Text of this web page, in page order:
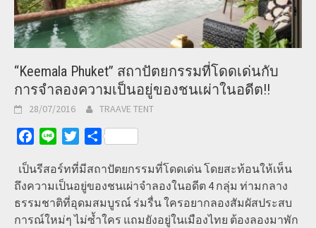
“Keemala Phuket” สถาปัตยกรรมที่โดดเด่นกับ
การจำลองความเป็นอยู่ของชนเผ่าในอดีต!!
28/07/2016 TRAAVE TENT
Facebook
Line TwitterShare
เป็นรีสอร์ทที่มีสถาปัตยกรรมที่โดดเด่น โดยสะท้อนให้เห็น
ถึงความเป็นอยู่ของชนเผ่าจำลองในอดีต 4 กลุ่ม ท่ามกลาง
ธรรมชาติที่อุดมสมบูรณ์ ร่มรื่น ใครอยากลองสัมผัสประสบ
การณ์ใหม่ๆ ไม่ซ้ำใคร แถมยังอยู่ในเมืองไทย ต้องลองมาพัก